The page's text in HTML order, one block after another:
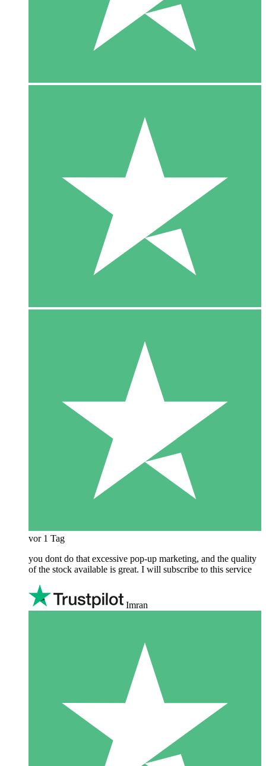
vor 1 Tag
you dont do that excessive pop-up marketing, and the quality
of the stock available is great. I will subscribe to this service
Imran